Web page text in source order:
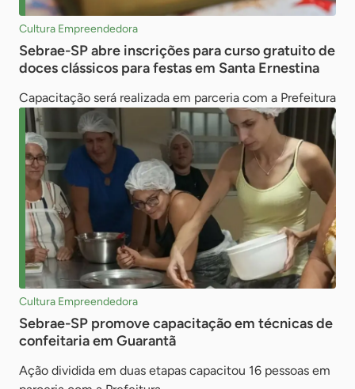
Cultura Empreendedora
Sebrae-SP abre inscrições para curso gratuito de
doces clássicos para festas em Santa Ernestina
Capacitação será realizada em parceria com a Prefeitura
Cultura Empreendedora
Sebrae-SP promove capacitação em técnicas de
confeitaria em Guarantã
Ação dividida em duas etapas capacitou 16 pessoas em